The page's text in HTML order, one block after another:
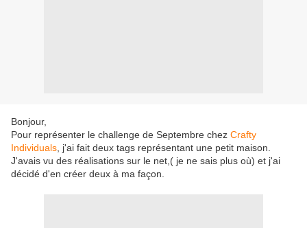
Bonjour,
Pour représenter le challenge de Septembre chez Crafty
Individuals , j'ai fait deux tags représentant une petit maison.
J'avais vu des réalisations sur le net,( je ne sais plus où) et j'ai
décidé d'en créer deux à ma façon.